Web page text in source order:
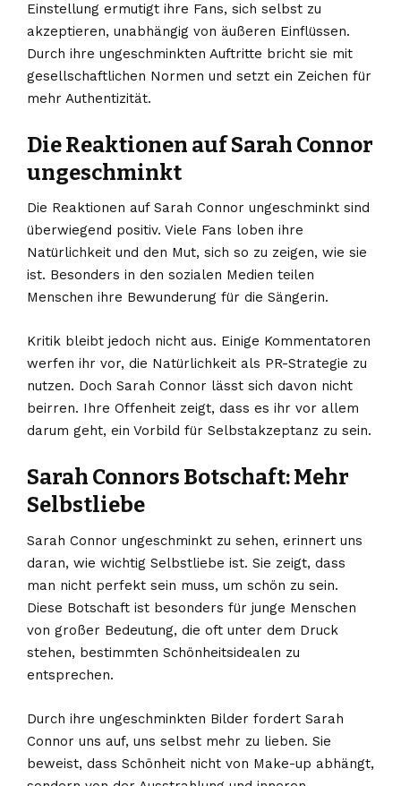
Einstellung ermutigt ihre Fans, sich selbst zu
akzeptieren, unabhängig von äußeren Einflüssen.
Durch ihre ungeschminkten Auftritte bricht sie mit
gesellschaftlichen Normen und setzt ein Zeichen für
mehr Authentizität.
Die Reaktionen auf Sarah Connor
ungeschminkt
Die Reaktionen auf Sarah Connor ungeschminkt sind
überwiegend positiv. Viele Fans loben ihre
Natürlichkeit und den Mut, sich so zu zeigen, wie sie
ist. Besonders in den sozialen Medien teilen
Menschen ihre Bewunderung für die Sängerin.
Kritik bleibt jedoch nicht aus. Einige Kommentatoren
werfen ihr vor, die Natürlichkeit als PR-Strategie zu
nutzen. Doch Sarah Connor lässt sich davon nicht
beirren. Ihre Offenheit zeigt, dass es ihr vor allem
darum geht, ein Vorbild für Selbstakzeptanz zu sein.
Sarah Connors Botschaft: Mehr
Selbstliebe
Sarah Connor ungeschminkt zu sehen, erinnert uns
daran, wie wichtig Selbstliebe ist. Sie zeigt, dass
man nicht perfekt sein muss, um schön zu sein.
Diese Botschaft ist besonders für junge Menschen
von großer Bedeutung, die oft unter dem Druck
stehen, bestimmten Schönheitsidealen zu
entsprechen.
Durch ihre ungeschminkten Bilder fordert Sarah
Connor uns auf, uns selbst mehr zu lieben. Sie
beweist, dass Schönheit nicht von Make-up abhängt,